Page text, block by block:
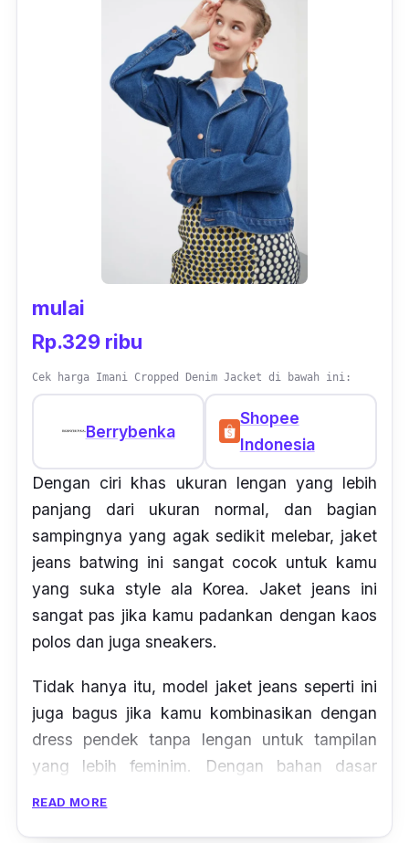
mulai
Rp.329 ribu
Cek harga Imani Cropped Denim Jacket di bawah ini:
Berrybenka
Shopee
Indonesia
Dengan ciri khas ukuran lengan yang lebih
panjang dari ukuran normal, dan bagian
sampingnya yang agak sedikit melebar, jaket
jeans batwing ini sangat cocok untuk kamu
yang suka style ala Korea. Jaket jeans ini
sangat pas jika kamu padankan dengan kaos
polos dan juga sneakers.
Tidak hanya itu, model jaket jeans seperti ini
juga bagus jika kamu kombinasikan dengan
dress pendek tanpa lengan untuk tampilan
yang lebih feminim. Dengan bahan dasar
READ MORE